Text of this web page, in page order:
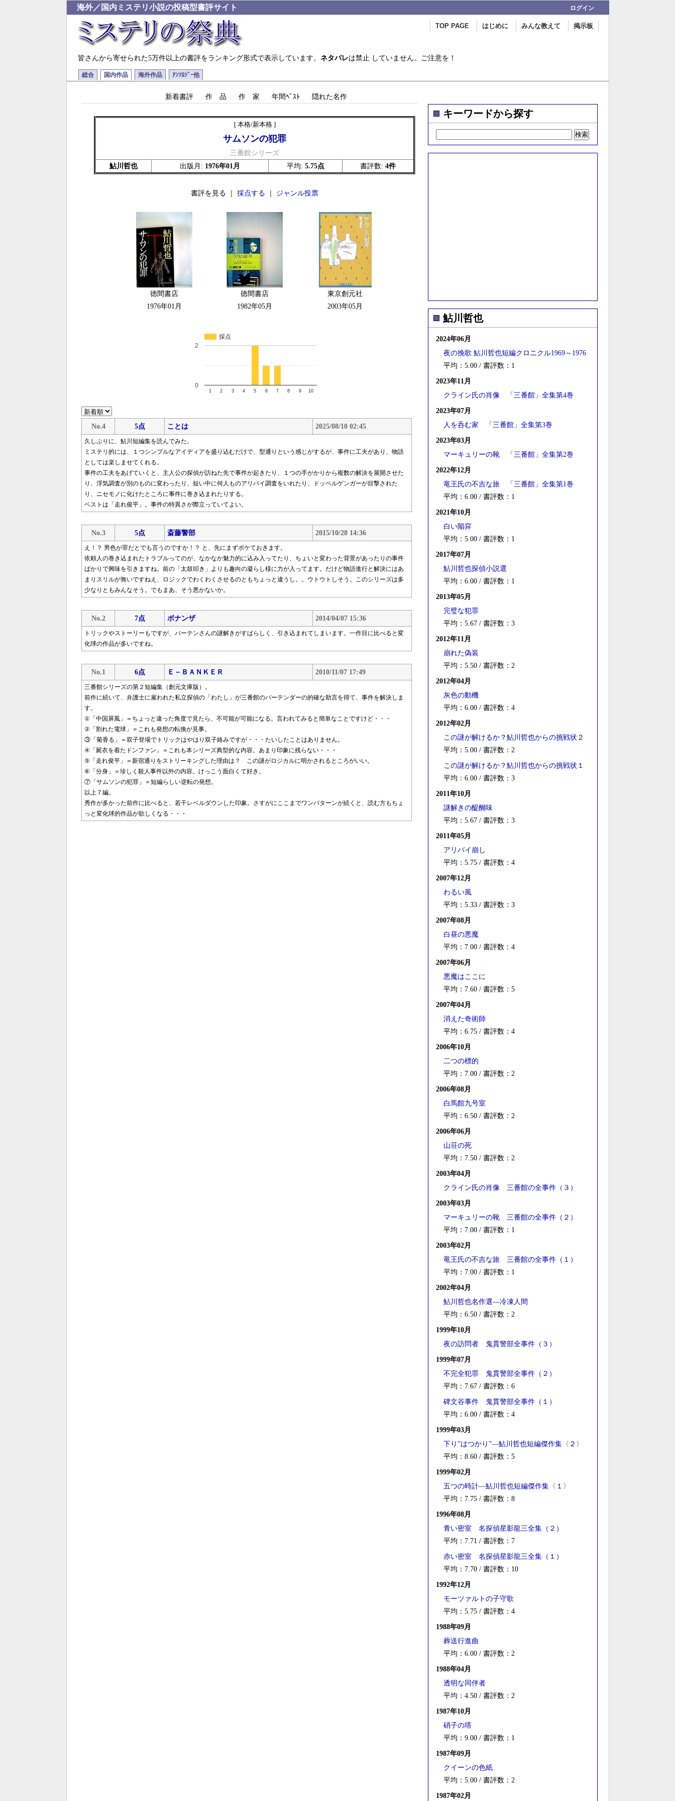
海外／国内ミステリ小説の投稿型書評サイト ログイン
掲示板
みんな教えて
はじめに
TOP PAGE
皆さんから寄せられた5万件以上の書評をランキング形式で表示しています。 ネタバレは禁止 していません。ご注意を！
総合 国内作品 海外作品 ｱﾝｿﾛｼﾞｰ他
新着書評 作 品 作 家 年間ﾍﾞｽﾄ 隠れた名作
[ 本格/新本格 ]
サムソンの犯罪
三番館シリーズ
鮎川哲也
出版月: 1976年01月 平均: 5.75点 書評数: 4件
書評を見る ｜ 採点する ジャンル投票
徳間書店
1976年01月
徳間書店
1982年05月
東京創元社
2003年05月
採点
1 2 3 4 5 6 7 8 9 10
0
2
No.4 5点 ことは 2025/08/10 02:45
久しぶりに、鮎川短編集を読んでみた。
ミステリ的には、１つシンプルなアイディアを盛り込むだけで、型通りという感じがするが、事件に工夫があり、物語
としては楽しませてくれる。
事件の工夫をあげていくと、主人公の探偵が訪ねた先で事件が起きたり、１つの手がかりから複数の解決を展開させた
り、浮気調査が別のものに変わったり、短い中に何人ものアリバイ調査をいれたり、ドッペルゲンガーが目撃された
り、ニセモノに化けたところに事件に巻き込まれたりする。
ベストは「走れ俊平」。事件の特異さが際立っていてよい。
No.3 5点 斎藤警部 2015/10/28 14:36
え！？ 男色が罪だとでも言うのですか！？ と、先にまずボケておきます。
依頼人の巻き込まれたトラブルってのが、なかなか魅力的に込み入ってたり、ちょいと変わった背景があったりの事件
ばかりで興味を引きますね。前の「太鼓叩き」よりも趣向の凝らし様に力が入ってます。だけど物語進行と解決にはあ
まりスリルが無いですねえ、ロジックでわくわくさせるのともちょっと違うし。。ウトウトしそう。このシリーズは多
少なりともみんなそう。でもまあ、そう悪かないか。
No.2 7点 ボナンザ 2014/04/07 15:36
トリックやストーリーもですが、バーテンさんの謎解きがすばらしく、引き込まれてしまいます。一作目に比べると変
化球の作品が多いですね。
No.1 6点 Ｅ－ＢＡＮＫＥＲ 2010/11/07 17:49
三番館シリーズの第２短編集（創元文庫版）。
前作に続いて、弁護士に雇われた私立探偵の「わたし」が三番館のバーテンダーの的確な助言を得て、事件を解決しま
す。
①「中国屏風」＝ちょっと違った角度で見たら、不可能が可能になる。言われてみると簡単なことですけど・・・
②「割れた電球」＝これも発想の転換が見事。
③「菊香る」＝双子登場でトリックはやはり双子絡みですが・・・たいしたことはありません。
④「屍衣を着たドンファン」＝これも本シリーズ典型的な内容。あまり印象に残らない・・・
⑤「走れ俊平」＝新宿通りをストリーキングした理由は？ この謎がロジカルに明かされるところがいい。
⑥「分身」＝珍しく殺人事件以外の内容。けっこう面白くて好き。
⑦「サムソンの犯罪」＝短編らしい逆転の発想。
以上７編。
秀作が多かった前作に比べると、若干レベルダウンした印象。さすがにここまでワンパターンが続くと、読む方もちょ
っと変化球的作品が欲しくなる・・・
キーワードから探す
鮎川哲也
2024年06月
夜の挽歌 鮎川哲也短編クロニクル1969～1976
平均：5.00 / 書評数：1
2023年11月
クライン氏の肖像 「三番館」全集第4巻
2023年07月
人を呑む家 「三番館」全集第3巻
2023年03月
マーキュリーの靴 「三番館」全集第2巻
2022年12月
竜王氏の不吉な旅 「三番館」全集第1巻
平均：6.00 / 書評数：1
2021年10月
白い陥穽
平均：5.00 / 書評数：1
2017年07月
鮎川哲也探偵小説選
平均：6.00 / 書評数：1
2013年05月
完璧な犯罪
平均：5.67 / 書評数：3
2012年11月
崩れた偽装
平均：5.50 / 書評数：2
2012年04月
灰色の動機
平均：6.00 / 書評数：4
2012年02月
この謎が解けるか？鮎川哲也からの挑戦状２
平均：5.00 / 書評数：2
この謎が解けるか？鮎川哲也からの挑戦状１
平均：6.00 / 書評数：3
2011年10月
謎解きの醍醐味
平均：5.67 / 書評数：3
2011年05月
アリバイ崩し
平均：5.75 / 書評数：4
2007年12月
わるい風
平均：5.33 / 書評数：3
2007年08月
白昼の悪魔
平均：7.00 / 書評数：4
2007年06月
悪魔はここに
平均：7.60 / 書評数：5
2007年04月
消えた奇術師
平均：6.75 / 書評数：4
2006年10月
二つの標的
平均：7.00 / 書評数：2
2006年08月
白馬館九号室
平均：6.50 / 書評数：2
2006年06月
山荘の死
平均：7.50 / 書評数：2
2003年04月
クライン氏の肖像 三番館の全事件（３）
2003年03月
マーキュリーの靴 三番館の全事件（２）
平均：7.00 / 書評数：1
2003年02月
竜王氏の不吉な旅 三番館の全事件（１）
平均：7.00 / 書評数：1
2002年04月
鮎川哲也名作選―冷凍人間
平均：6.50 / 書評数：2
1999年10月
夜の訪問者 鬼貫警部全事件（３）
1999年07月
不完全犯罪 鬼貫警部全事件（２）
平均：7.67 / 書評数：6
碑文谷事件 鬼貫警部全事件（１）
平均：6.00 / 書評数：4
1999年03月
下り”はつかり”―鮎川哲也短編傑作集〈２〉
平均：8.60 / 書評数：5
1999年02月
五つの時計―鮎川哲也短編傑作集〈１〉
平均：7.75 / 書評数：8
1996年08月
青い密室 名探偵星影龍三全集（２）
平均：7.71 / 書評数：7
赤い密室 名探偵星影龍三全集（１）
平均：7.70 / 書評数：10
1992年12月
モーツァルトの子守歌
平均：5.75 / 書評数：4
1988年09月
葬送行進曲
平均：6.00 / 書評数：2
1988年04月
透明な同伴者
平均：4.50 / 書評数：2
1987年10月
硝子の塔
平均：9.00 / 書評数：1
1987年09月
クイーンの色紙
平均：5.00 / 書評数：2
1987年02月